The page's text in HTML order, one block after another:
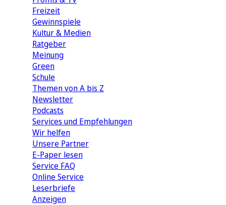
Freizeit
Gewinnspiele
Kultur & Medien
Ratgeber
Meinung
Green
Schule
Themen von A bis Z
Newsletter
Podcasts
Services und Empfehlungen
Wir helfen
Unsere Partner
E-Paper lesen
Service FAQ
Online Service
Leserbriefe
Anzeigen